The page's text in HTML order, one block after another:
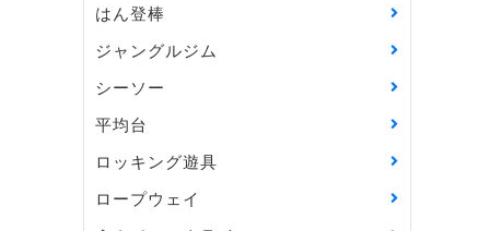
はん登棒
ジャングルジム
シーソー
平均台
ロッキング遊具
ロープウェイ